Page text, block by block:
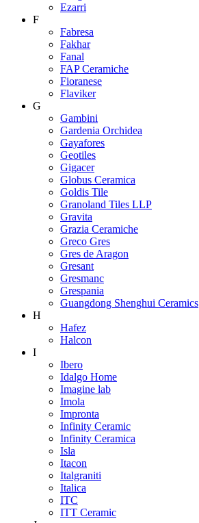
Ezarri
F
Fabresa
Fakhar
Fanal
FAP Ceramiche
Fioranese
Flaviker
G
Gambini
Gardenia Orchidea
Gayafores
Geotiles
Gigacer
Globus Ceramica
Goldis Tile
Granoland Tiles LLP
Gravita
Grazia Ceramiche
Greco Gres
Gres de Aragon
Gresant
Gresmanc
Grespania
Guangdong Shenghui Ceramics
H
Hafez
Halcon
I
Ibero
Idalgo Home
Imagine lab
Imola
Impronta
Infinity Ceramic
Infinity Ceramica
Isla
Itacon
Italgraniti
Italica
ITC
ITT Ceramic